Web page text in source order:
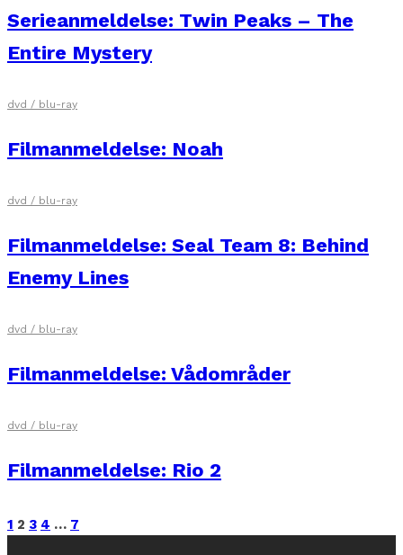
Serieanmeldelse: Twin Peaks – The
Entire Mystery
dvd / blu-ray
Filmanmeldelse: Noah
dvd / blu-ray
Filmanmeldelse: Seal Team 8: Behind
Enemy Lines
dvd / blu-ray
Filmanmeldelse: Vådområder
dvd / blu-ray
Filmanmeldelse: Rio 2
1 2 3 4 … 7